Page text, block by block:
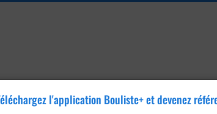
l'application Bouliste+ et devenez